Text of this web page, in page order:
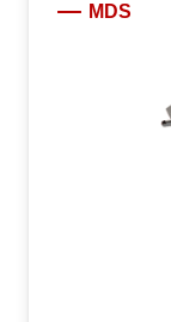
MDS